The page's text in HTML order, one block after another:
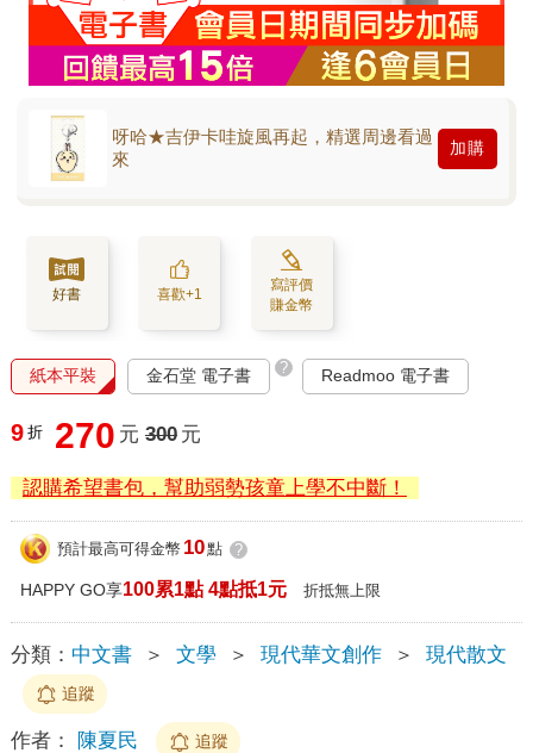
呀哈★吉伊卡哇旋風再起，精選周邊看過
來
加購
好書 喜歡+1
寫評價
賺金幣
紙本平裝 金石堂 電子書 ? Readmoo 電子書
9 折 270 元 300 元
認購希望書包，幫助弱勢孩童上學不中斷！
預計最高可得金幣 10點 ?
HAPPY GO享100累1點 4點抵1元 折抵無上限
分類： 中文書 ＞ 文學 ＞ 現代華文創作 ＞ 現代散文
追蹤
作者： 陳夏民 追蹤